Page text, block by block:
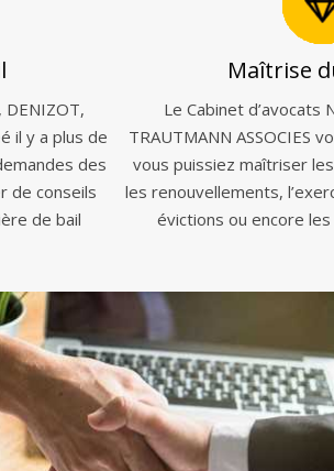
DENIZOT,
il y a plus de
des
de conseils
de bail
Maîtrise
Le Cabinet d’avocats
TRAUTMANN ASSOCIES
vous puissiez maîtriser
les renouvellements,
évictions ou encore